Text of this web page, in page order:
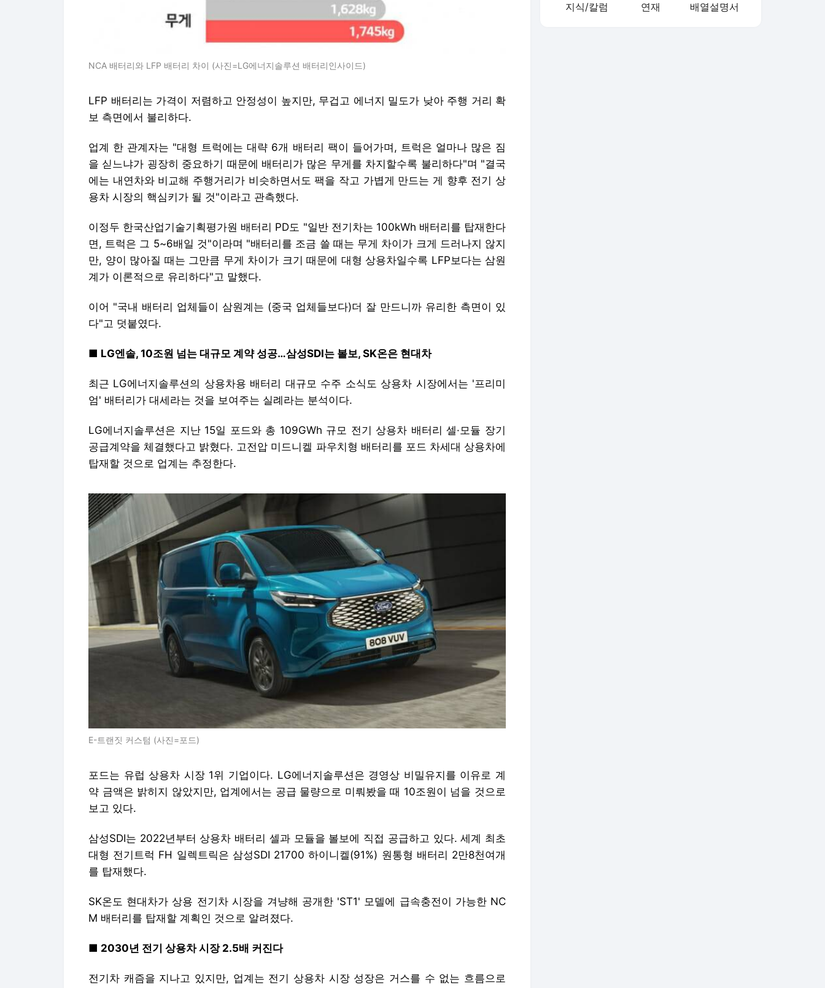
NCA 배터리와 LFP 배터리 차이 (사진=LG에너지솔루션 배터리인사이드)
LFP 배터리는 가격이 저렴하고 안정성이 높지만, 무겁고 에너지 밀도가 낮아 주행 거리 확
보 측면에서 불리하다.
업계 한 관계자는 "대형 트럭에는 대략 6개 배터리 팩이 들어가며, 트럭은 얼마나 많은 짐
을 싣느냐가 굉장히 중요하기 때문에 배터리가 많은 무게를 차지할수록 불리하다"며 "결국
에는 내연차와 비교해 주행거리가 비슷하면서도 팩을 작고 가볍게 만드는 게 향후 전기 상
용차 시장의 핵심키가 될 것"이라고 관측했다.
이정두 한국산업기술기획평가원 배터리 PD도 "일반 전기차는 100kWh 배터리를 탑재한다
면, 트럭은 그 5~6배일 것"이라며 "배터리를 조금 쓸 때는 무게 차이가 크게 드러나지 않지
만, 양이 많아질 때는 그만큼 무게 차이가 크기 때문에 대형 상용차일수록 LFP보다는 삼원
계가 이론적으로 유리하다"고 말했다.
이어 "국내 배터리 업체들이 삼원계는 (중국 업체들보다)더 잘 만드니까 유리한 측면이 있
다"고 덧붙였다.
■ LG엔솔, 10조원 넘는 대규모 계약 성공…삼성SDI는 볼보, SK온은 현대차
최근 LG에너지솔루션의 상용차용 배터리 대규모 수주 소식도 상용차 시장에서는 '프리미
엄' 배터리가 대세라는 것을 보여주는 실례라는 분석이다.
LG에너지솔루션은 지난 15일 포드와 총 109GWh 규모 전기 상용차 배터리 셀·모듈 장기
공급계약을 체결했다고 밝혔다. 고전압 미드니켈 파우치형 배터리를 포드 차세대 상용차에
탑재할 것으로 업계는 추정한다.
E-트랜짓 커스텀 (사진=포드)
포드는 유럽 상용차 시장 1위 기업이다. LG에너지솔루션은 경영상 비밀유지를 이유로 계
약 금액은 밝히지 않았지만, 업계에서는 공급 물량으로 미뤄봤을 때 10조원이 넘을 것으로
보고 있다.
삼성SDI는 2022년부터 상용차 배터리 셀과 모듈을 볼보에 직접 공급하고 있다. 세계 최초
대형 전기트럭 FH 일렉트릭은 삼성SDI 21700 하이니켈(91%) 원통형 배터리 2만8천여개
를 탑재했다.
SK온도 현대차가 상용 전기차 시장을 겨냥해 공개한 'ST1' 모델에 급속충전이 가능한 NC
M 배터리를 탑재할 계획인 것으로 알려졌다.
■ 2030년 전기 상용차 시장 2.5배 커진다
전기차 캐즘을 지나고 있지만, 업계는 전기 상용차 시장 성장은 거스를 수 없는 흐름으로
지식/칼럼 연재 배열설명서